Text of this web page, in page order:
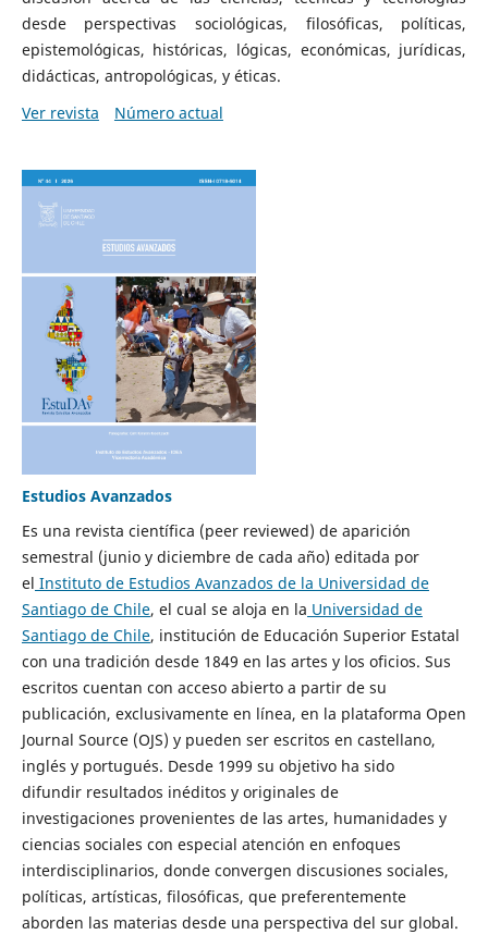
desde perspectivas sociológicas, filosóficas, políticas,
epistemológicas, históricas, lógicas, económicas, jurídicas,
didácticas, antropológicas, y éticas.
Ver revista
Número actual
Estudios Avanzados
Es una revista científica (peer reviewed) de aparición
semestral (junio y diciembre de cada año) editada por
el Instituto de Estudios Avanzados de la Universidad de
Santiago de Chile, el cual se aloja en la Universidad de
Santiago de Chile, institución de Educación Superior Estatal
con una tradición desde 1849 en las artes y los oficios. Sus
escritos cuentan con acceso abierto a partir de su
publicación, exclusivamente en línea, en la plataforma Open
Journal Source (OJS) y pueden ser escritos en castellano,
inglés y portugués. Desde 1999 su objetivo ha sido
difundir resultados inéditos y originales de
investigaciones provenientes de las artes, humanidades y
ciencias sociales con especial atención en enfoques
interdisciplinarios, donde convergen discusiones sociales,
políticas, artísticas, filosóficas, que preferentemente
aborden las materias desde una perspectiva del sur global.